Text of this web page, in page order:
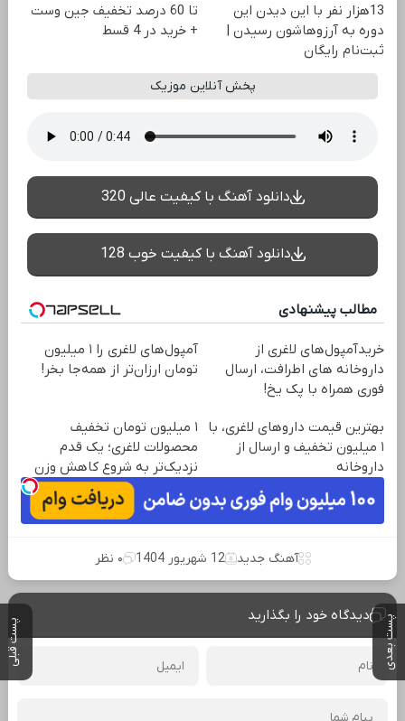
پست بعدی پست قبلی
13هزار نفر با این دیدن این
دوره به آرزوهاشون رسیدن |
ثبت‌‌نام رایگان
تا 60 درصد تخفیف جین وست
+ خرید در 4 قسط
پخش آنلاین موزیک
دانلود آهنگ با کیفیت عالی 320
دانلود آهنگ با کیفیت خوب 128
مطالب پیشنهادی
خریدآمپول‌های لاغری از
داروخانه های اطرافت، ارسال
فوری همراه با پک یخ!
آمپول‌های لاغری را ۱ میلیون
تومان ارزان‌تر از همه‌جا بخر!
بهترین قیمت داروهای لاغری، با
۱ میلیون تخفیف و ارسال از
داروخانه‌
۱ میلیون تومان تخفیف
محصولات لاغری؛ یک قدم
نزدیک‌تر به شروع کاهش وزن
آهنگ جدید 12 شهریور 1404 ۰ نظر
دیدگاه خود را بگذارید